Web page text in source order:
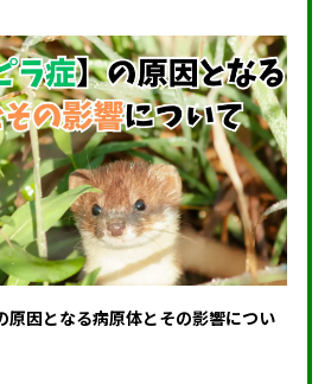
原因となる病原体とその影響につい